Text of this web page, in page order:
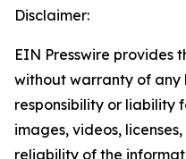
Disclaimer:
EIN Presswire provides
without warranty of any
responsibility or liability
images, videos,
reliability of the